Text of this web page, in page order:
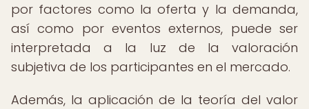
por factores como la oferta y la demanda,
así como por eventos externos, puede ser
interpretada a la luz de la valoración
subjetiva de los participantes en el mercado.
Además, la aplicación de la teoría del valor